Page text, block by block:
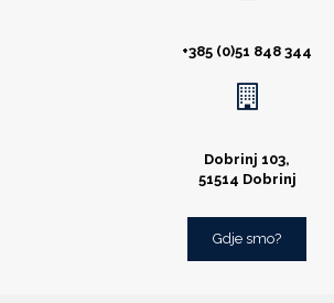
+385 (0)51 848 344
Dobrinj 103,
51514 Dobrinj
Gdje smo?